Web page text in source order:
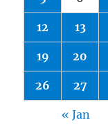
12 13
19 20
26 27
« Jan